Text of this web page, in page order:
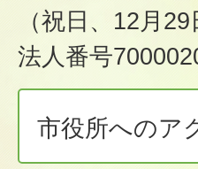
（祝日、12月
法人番号
市役所へのア